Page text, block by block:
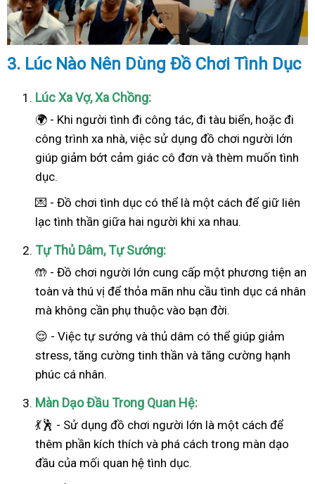
3. Lúc Nào Nên Dùng Đồ Chơi Tình Dục
Lúc Xa Vợ, Xa Chồng:
🌍 - Khi người tình đi công tác, đi tàu biển, hoặc đi
công trình xa nhà, việc sử dụng đồ chơi người lớn
giúp giảm bớt cảm giác cô đơn và thèm muốn tình
dục.
💌 - Đồ chơi tình dục có thể là một cách để giữ liên
lạc tình thần giữa hai người khi xa nhau.
Tự Thủ Dâm, Tự Sướng:
🤲 - Đồ chơi người lớn cung cấp một phương tiện an
toàn và thú vị để thỏa mãn nhu cầu tình dục cá nhân
mà không cần phụ thuộc vào bạn đời.
😌 - Việc tự sướng và thủ dâm có thể giúp giảm
stress, tăng cường tinh thần và tăng cường hạnh
phúc cá nhân.
Màn Dạo Đầu Trong Quan Hệ:
💃🕺 - Sử dụng đồ chơi người lớn là một cách để
thêm phần kích thích và phá cách trong màn dạo
đầu của mối quan hệ tình dục.